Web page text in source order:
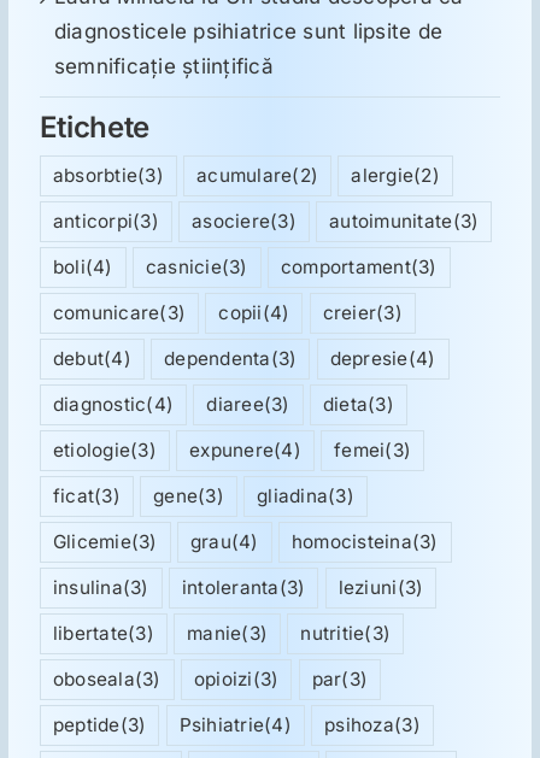
diagnosticele psihiatrice sunt lipsite de
semnificație științifică
Etichete
absorbtie(3) acumulare(2) alergie(2)
anticorpi(3) asociere(3) autoimunitate(3)
boli(4) casnicie(3) comportament(3)
comunicare(3) copii(4) creier(3)
debut(4) dependenta(3) depresie(4)
diagnostic(4) diaree(3) dieta(3)
etiologie(3) expunere(4) femei(3)
ficat(3) gene(3) gliadina(3)
Glicemie(3) grau(4) homocisteina(3)
insulina(3) intoleranta(3) leziuni(3)
libertate(3) manie(3) nutritie(3)
oboseala(3) opioizi(3) par(3)
peptide(3) Psihiatrie(4) psihoza(3)